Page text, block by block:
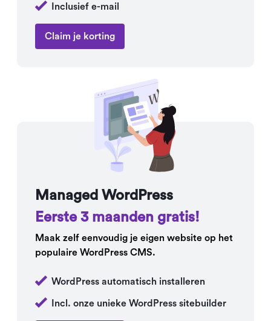
Inclusief e-mail
Claim je korting
Managed WordPress
Eerste 3 maanden gratis!
Maak zelf eenvoudig je eigen website op het
populaire WordPress CMS.
WordPress automatisch installeren
Incl. onze unieke WordPress sitebuilder